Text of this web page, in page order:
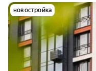
новостройка